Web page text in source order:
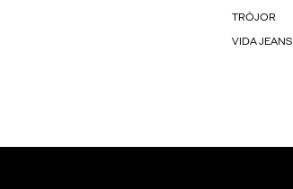
TRÖJOR
VIDA JEANS